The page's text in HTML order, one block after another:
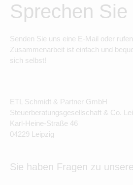
Sprechen Sie
Senden Sie uns eine E-Mail oder
Zusammenarbeit ist einfach und
sich selbst!
ETL Schmidt & Partner GmbH
Steuerberatungsgesellschaft & Co.
Karl-Heine-Straße 46
04229 Leipzig
Sie haben Fragen zu